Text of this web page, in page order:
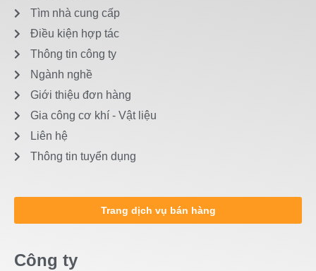
Tìm nhà cung cấp
Điều kiện hợp tác
Thông tin công ty
Ngành nghề
Giới thiệu đơn hàng
Gia công cơ khí - Vật liệu
Liên hệ
Thông tin tuyển dụng
Trang dịch vụ bán hàng
Công ty